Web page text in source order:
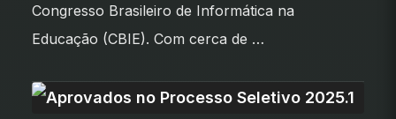
Congresso Brasileiro de Informática na
Educação (CBIE). Com cerca de …